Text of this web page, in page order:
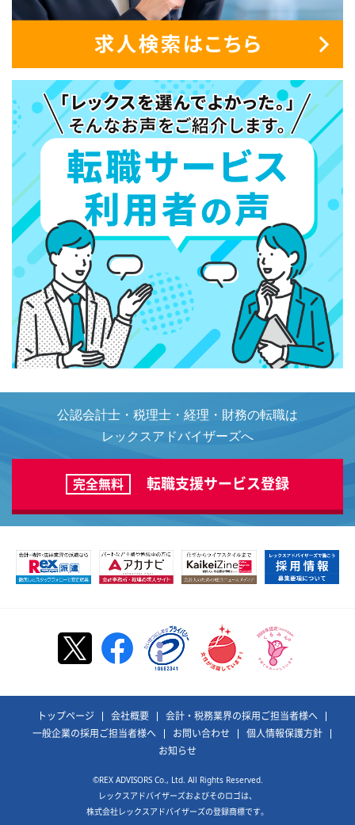
公認会計士・税理士・経理・財務の転職は
レックスアドバイザーズへ
完全無料 転職支援サービス登録
トップページ 会社概要
会計・税務業界の採用ご担当者様へ
一般企業の採用ご担当者様へ
お問い合わせ
個人情報保護方針
お知らせ
©REX ADVISORS Co., Ltd. All Rights Reserved.
レックスアドバイザーズおよびそのロゴは、
株式会社レックスアドバイザーズの登録商標です。